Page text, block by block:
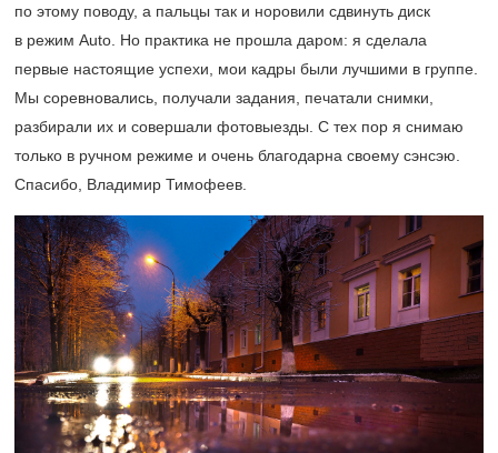
по этому поводу, а пальцы так и норовили сдвинуть диск
в режим Auto. Но практика не прошла даром: я сделала
первые настоящие успехи, мои кадры были лучшими в группе.
Мы соревновались, получали задания, печатали снимки,
разбирали их и совершали фотовыезды. С тех пор я снимаю
только в ручном режиме и очень благодарна своему сэнсэю.
Спасибо, Владимир Тимофеев.